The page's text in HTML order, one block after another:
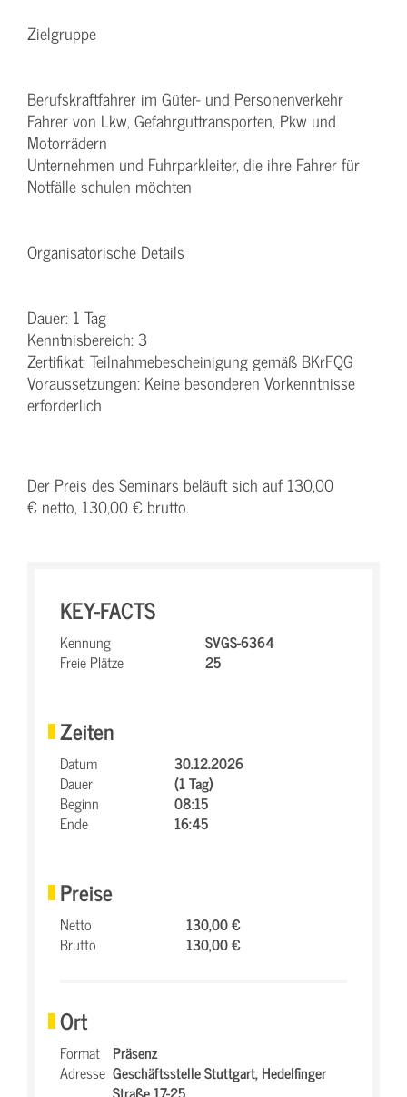
Zielgruppe
Berufskraftfahrer im Güter- und Personenverkehr
Fahrer von Lkw, Gefahrguttransporten, Pkw und
Motorrädern
Unternehmen und Fuhrparkleiter, die ihre Fahrer für
Notfälle schulen möchten
Organisatorische Details
Dauer: 1 Tag
Kenntnisbereich: 3
Zertifikat: Teilnahmebescheinigung gemäß BKrFQG
Voraussetzungen: Keine besonderen Vorkenntnisse
erforderlich
Der Preis des Seminars beläuft sich auf 130,00
€ netto, 130,00 € brutto.
KEY-FACTS
Kennung
SVGS-6364
Freie Plätze
25
Zeiten
Datum
30.12.2026
Dauer
(1 Tag)
Beginn
08:15
Ende
16:45
Preise
Netto
130,00 €
Brutto
130,00 €
Ort
Format Präsenz
Adresse Geschäftsstelle Stuttgart,Hedelfinger